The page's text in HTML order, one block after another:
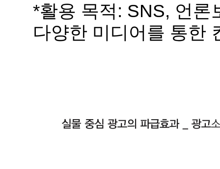
*활용 목적: SNS, 언
다양한 미디어를 통한